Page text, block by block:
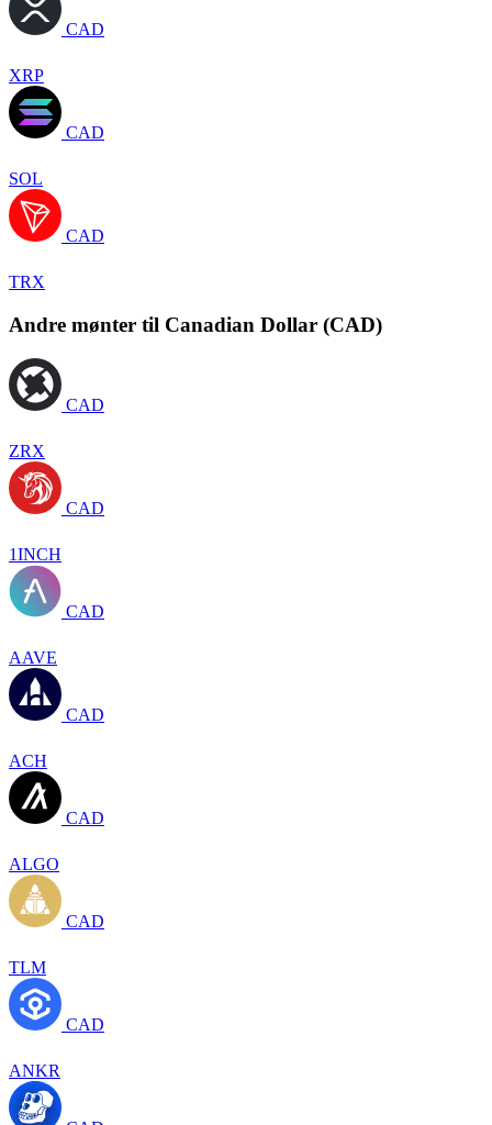
CAD
XRP
CAD
SOL
CAD
TRX
Andre mønter til Canadian Dollar (CAD)
CAD
ZRX
CAD
1INCH
CAD
AAVE
CAD
ACH
CAD
ALGO
CAD
TLM
CAD
ANKR